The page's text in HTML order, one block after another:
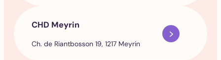
CHD Meyrin
Ch. de Riantbosson 19, 1217 Meyrin